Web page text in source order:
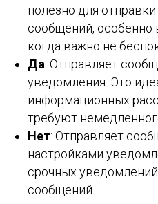
полезно для
сообщений, особенно
когда важно не
Да: Отправляет
уведомления. Это
информационных
требуют
Нет: Отправляет
настройками
срочных
сообщений.